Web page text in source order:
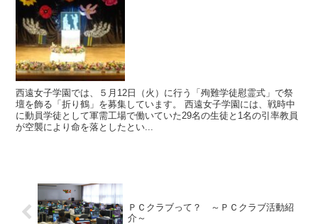
西遠女子学園では、５月12日（火）に行う「殉難学徒慰霊式」で祭
壇を飾る「折り鶴」を募集しています。 西遠女子学園には、戦時中
に動員学徒として軍需工場で働いていた29名の生徒と1名の引率教員
が空襲により命を落としたとい...
ＰＣクラブって？ ～ＰＣクラブ活動紹
介～